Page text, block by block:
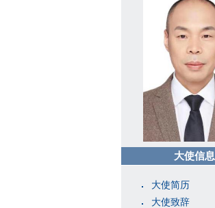
大使信息
大使简历
大使致辞